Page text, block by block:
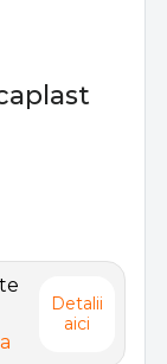
Detalii
aici